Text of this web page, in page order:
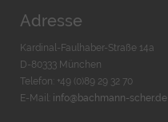
Adresse
Kardinal-Faulhaber-Straße 14a
D-80333 München
Telefon: +49 (0)89 29 32 70
E-Mail: info@bachmann-scher.de